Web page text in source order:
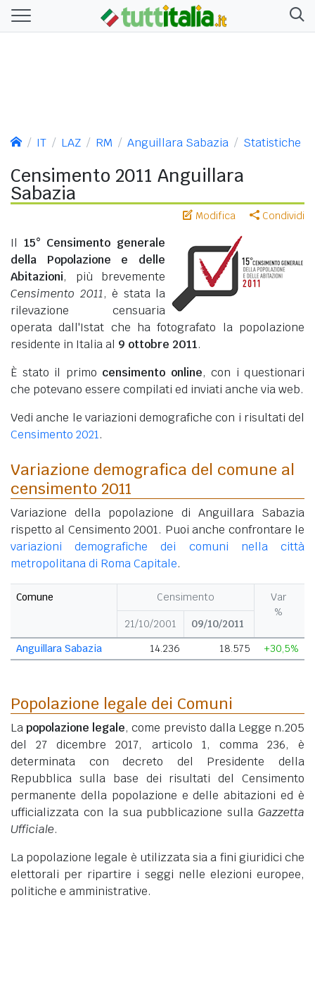
IT LAZ RM Anguillara Sabazia Statistiche
Censimento 2011 Anguillara
Sabazia
Modifica Condividi
Il 15° Censimento generale
della Popolazione e delle
Abitazioni, più brevemente
Censimento 2011, è stata la
rilevazione censuaria
operata dall'Istat che ha fotografato la popolazione
residente in Italia al 9 ottobre 2011.
È stato il primo censimento online, con i questionari
che potevano essere compilati ed inviati anche via web.
Vedi anche le variazioni demografiche con i risultati del
Censimento 2021.
Variazione demografica del comune al
censimento 2011
Variazione della popolazione di Anguillara Sabazia
rispetto al Censimento 2001. Puoi anche confrontare le
variazioni demografiche dei comuni nella città
metropolitana di Roma Capitale.
Comune Censimento
Var
%
21/10/2001
09/10/2011
Anguillara Sabazia
14.236 18.575 +30,5%
Popolazione legale dei Comuni
Lapopolazione legale, come previsto dalla Legge n.205
del 27 dicembre 2017, articolo 1, comma 236, è
determinata con decreto del Presidente della
Repubblica sulla base dei risultati del Censimento
permanente della popolazione e delle abitazioni ed è
ufficializzata con la sua pubblicazione sulla Gazzetta
Ufficiale.
La popolazione legale è utilizzata sia a fini giuridici che
elettorali per ripartire i seggi nelle elezioni europee,
politiche e amministrative.